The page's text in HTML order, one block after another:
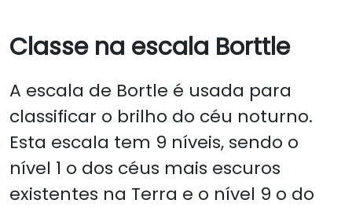
Classe na escala Borttle
A escala de Bortle é usada para
classificar o brilho do céu noturno.
Esta escala tem 9 níveis, sendo o
nível 1 o dos céus mais escuros
existentes na Terra e o nível 9 o do